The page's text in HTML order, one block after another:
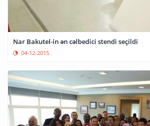
Nar Bakutel-in ən cəlbedici stendi seçildi
04-12-2015